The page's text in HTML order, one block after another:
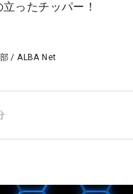
ったチッパー！
/ALBA Net